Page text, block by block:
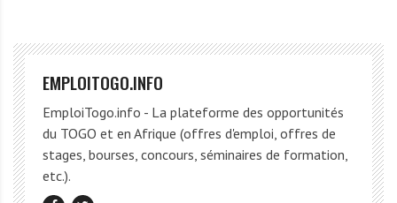
EMPLOITOGO.INFO
EmploiTogo.info - La plateforme des opportunités
du TOGO et en Afrique (offres d'emploi, offres de
stages, bourses, concours, séminaires de formation,
etc.).